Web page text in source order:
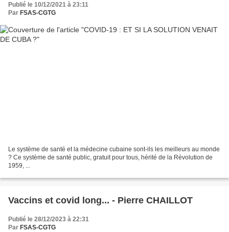
Publié le 10/12/2021 à 23:11
Par FSAS-CGTG
Le système de santé et la médecine cubaine sont-ils les meilleurs au monde
? Ce système de santé public, gratuit pour tous, hérité de la Révolution de
1959, ...
Vaccins et covid long... - Pierre CHAILLOT
Publié le 28/12/2023 à 22:31
Par FSAS-CGTG